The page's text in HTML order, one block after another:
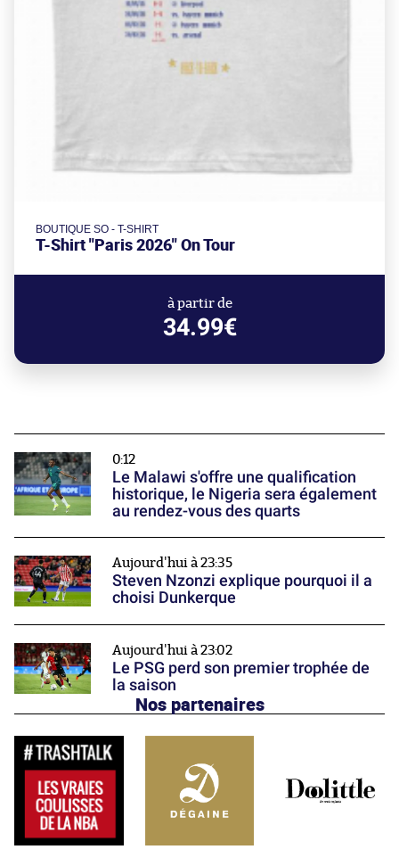
BOUTIQUE SO - T-SHIRT
T-Shirt "Paris 2026" On Tour
à partir de
34.99€
0:12
Le Malawi s'offre une qualification
historique, le Nigeria sera également
au rendez-vous des quarts
Aujourd'hui à 23:35
Steven Nzonzi explique pourquoi il a
choisi Dunkerque
Aujourd'hui à 23:02
Le PSG perd son premier trophée de
la saison
Nos partenaires